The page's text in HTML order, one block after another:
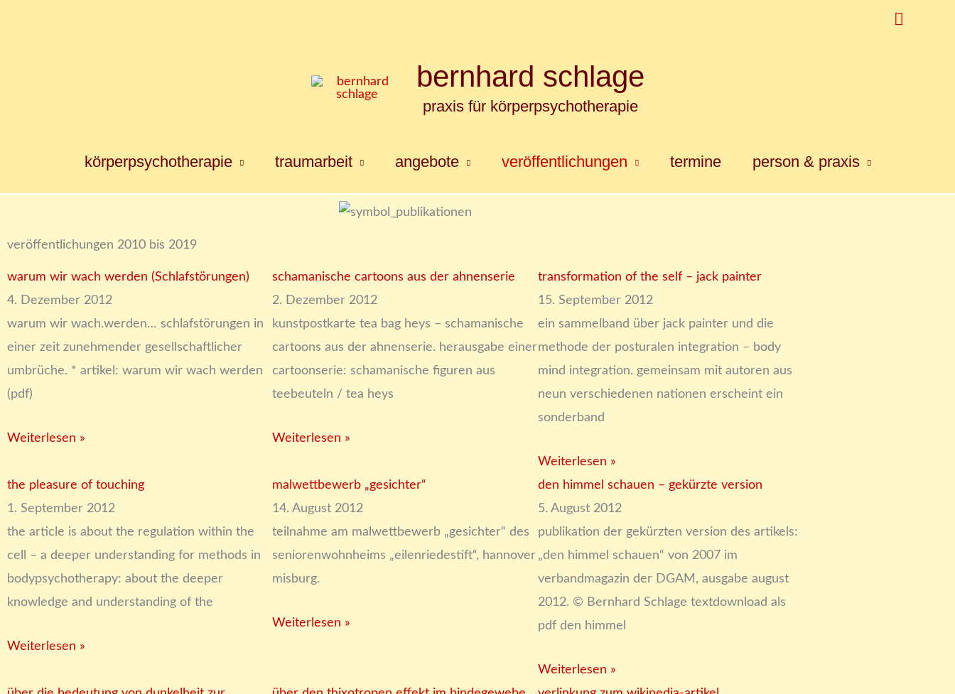
Suchen
bernhard schlage
praxis für körperpsychotherapie
körperpsychotherapie traumarbeit angebote veröffentlichungen termine person & praxis
veröffentlichungen 2010 bis 2019​
warum wir wach werden (Schlafstörungen)
4. Dezember 2012
warum wir wach.werden… schlafstörungen in
einer zeit zunehmender gesellschaftlicher
umbrüche. * artikel: warum wir wach werden
(pdf)
Weiterlesen »
schamanische cartoons aus der ahnenserie
2. Dezember 2012
kunstpostkarte tea bag heys – schamanische
cartoons aus der ahnenserie. herausgabe einer
cartoonserie: schamanische figuren aus
teebeuteln / tea heys
Weiterlesen »
transformation of the self – jack painter
15. September 2012
ein sammelband über jack painter und die
methode der posturalen integration – body
mind integration. gemeinsam mit autoren aus
neun verschiedenen nationen erscheint ein
sonderband
Weiterlesen »
the pleasure of touching
1. September 2012
the article is about the regulation within the
cell – a deeper understanding for methods in
bodypsychotherapy: about the deeper
knowledge and understanding of the
Weiterlesen »
malwettbewerb „gesichter“
14. August 2012
teilnahme am malwettbewerb „gesichter“ des
seniorenwohnheims „eilenriedestift“, hannover
misburg.
Weiterlesen »
den himmel schauen – gekürzte version
5. August 2012
publikation der gekürzten version des artikels:
„den himmel schauen“ von 2007 im
verbandmagazin der DGAM, ausgabe august
2012. © Bernhard Schlage textdownload als
pdf den himmel
Weiterlesen »
S
e
i
t
e
S
e
i
t
e
S
e
i
t
e
S
e
i
t
e
S
e
i
t
e